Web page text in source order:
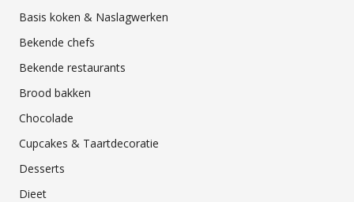
Basis koken & Naslagwerken
Bekende chefs
Bekende restaurants
Brood bakken
Chocolade
Cupcakes & Taartdecoratie
Desserts
Dieet